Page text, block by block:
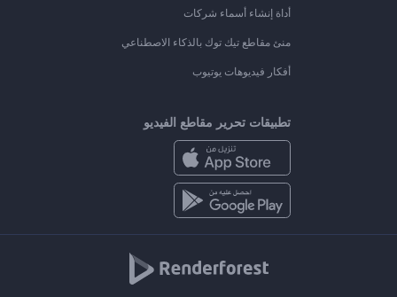
أداة إنشاء أسماء شركات
منئ مقاطع تيك توك بالذكاء الاصطناعي
أفكار فيديوهات يوتيوب
تطبيقات تحرير مقاطع الفيديو